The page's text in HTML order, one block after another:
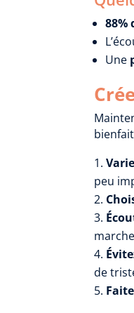
88%
Une
peu
de